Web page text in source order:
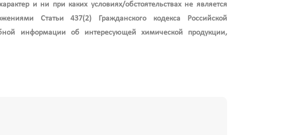
и ни при каких условиях/обстоятельствах не является
Статьи 437(2) Гражданского кодекса Российской
информации об интересующей химической продукции,